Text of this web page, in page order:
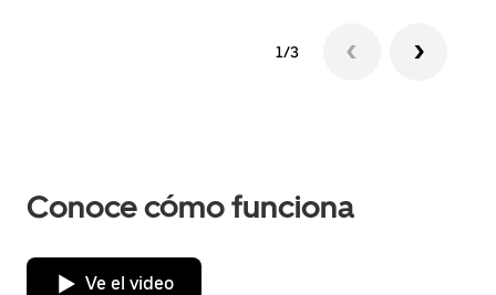
1/3
Conoce cómo funciona
Ve el video